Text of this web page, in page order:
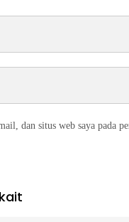
dan situs web saya pada